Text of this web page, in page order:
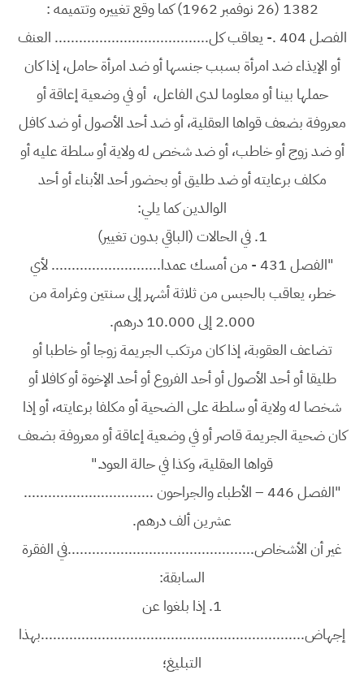
1382 (26 نوفمبر 1962) كما وقع تغييره وتتميمه :
الفصل 404 .- يعاقب كل...................................... العنف
أو الإيذاء ضد امرأة بسبب جنسها أو ضد امرأة حامل، إذا كان
حملها بينا أو معلوما لدى الفاعل، أو في وضعية إعاقة أو
معروفة بضعف قواها العقلية، أو ضد أحد الأصول أو ضد كافل
أو ضد زوج أو خاطب، أو ضد شخص له ولاية أو سلطة عليه أو
مكلف برعايته أو ضد طليق أو بحضور أحد الأبناء أو أحد
الوالدين كما يلي:
1. في الحالات (الباقي بدون تغيير)
"الفصل 431 - من أمسك عمدا........................... لأي
خطر، يعاقب بالحبس من ثلاثة أشهر إلى سنتين وغرامة من
2.000 إلى 10.000 درهم.
تضاعف العقوبة، إذا كان مرتكب الجريمة زوجا أو خاطبا أو
طليقا أو أحد الأصول أو أحد الفروع أو أحد الإخوة أو كافلا أو
شخصا له ولاية أو سلطة على الضحية أو مكلفا برعايته، أو إذا
كان ضحية الجريمة قاصر أو في وضعية إعاقة أو معروفة بضعف
قواها العقلية، وكذا في حالة العود."
"الفصل 446 – الأطباء والجراحون ................................
عشرين ألف درهم.
غير أن الأشخاص..............................................في الفقرة
السابقة:
1. إذا بلغوا عن
إجهاض.................................................................بهذا
التبليغ؛